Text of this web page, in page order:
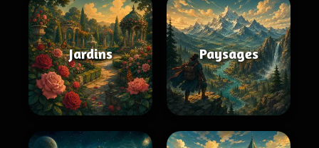
Jardins Paysages